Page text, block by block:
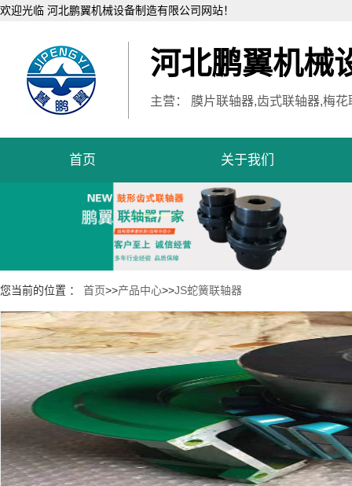
欢迎光临 河北鹏翼机械设备制造有限公司网站！
河北鹏翼机械
主营： 膜片联轴器,齿式联轴器,梅
首页 关于我们
您当前的位置 ： 首页>>产品中心>>JS蛇簧联轴器